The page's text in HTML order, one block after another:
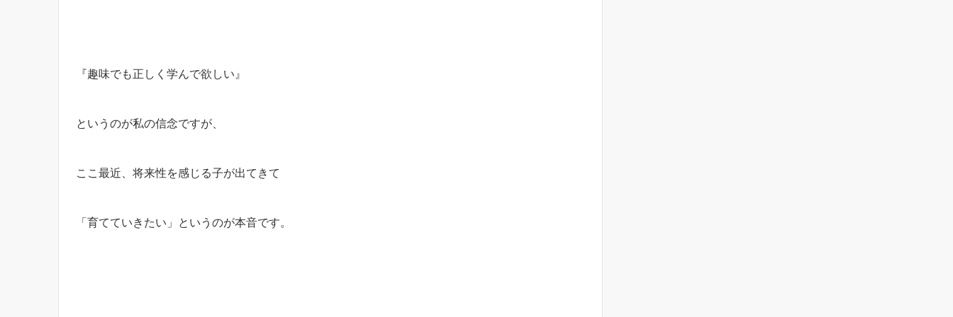
『趣味でも正しく学んで欲しい』
というのが私の信念ですが、
ここ最近、将来性を感じる子が出てきて
「育てていきたい」というのが本音です。